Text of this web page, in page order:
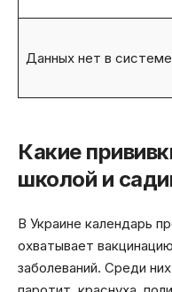
Данных нет в системе
Какие
школой и
В Украине календарь
охватывает
заболеваний. Среди